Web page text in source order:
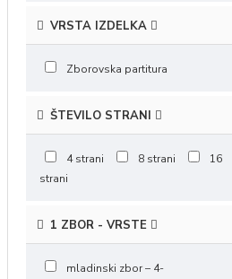
VRSTA IZDELKA
Zborovska partitura
ŠTEVILO STRANI
4 strani 8 strani
16
strani
1 ZBOR - VRSTE
mladinski zbor – 4-